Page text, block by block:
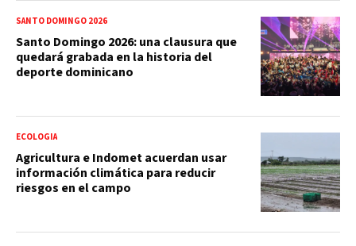
SANTO DOMINGO 2026
Santo Domingo 2026: una clausura que
quedará grabada en la historia del
deporte dominicano
ECOLOGIA
Agricultura e Indomet acuerdan usar
información climática para reducir
riesgos en el campo